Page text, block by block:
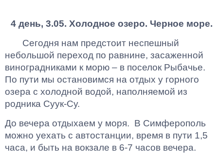
4 день, 3.05. Холодное озеро. Черное море.
Сегодня нам предстоит неспешный
небольшой переход по равнине, засаженной
виноградниками к морю – в поселок Рыбачье.
По пути мы остановимся на отдых у горного
озера с холодной водой, наполняемой из
родника Суук-Су.
До вечера отдыхаем у моря. В Симферополь
можно уехать с автостанции, время в пути 1,5
часа, и быть на вокзале в 6-7 часов вечера.